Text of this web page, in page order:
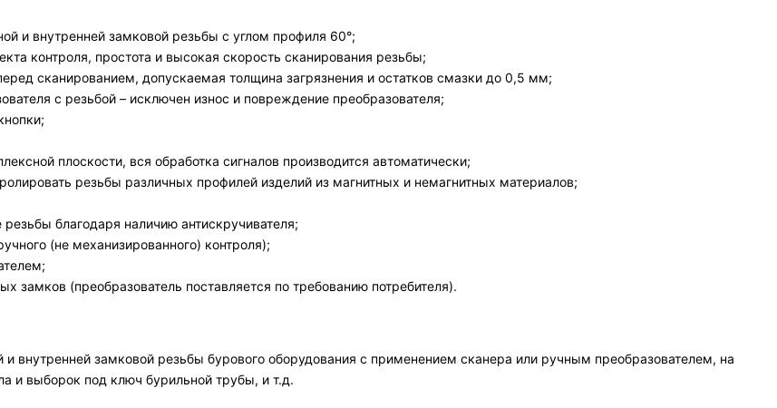
и внутренней замковой резьбы с углом профиля 60°;
контроля, простота и высокая скорость сканирования резьбы;
сканированием, допускаемая толщина загрязнения и остатков смазки до 0,5 мм;
с резьбой – исключен износ и повреждение преобразователя;
плоскости, вся обработка сигналов производится автоматически;
резьбы различных профилей изделий из магнитных и немагнитных материалов;
благодаря наличию антискручивателя;
(не механизированного) контроля);
замков (преобразователь поставляется по требованию потребителя).
замковой резьбы бурового оборудования с применением сканера или ручным преобразователем, на
и выборок под ключ бурильной трубы, и т.д.